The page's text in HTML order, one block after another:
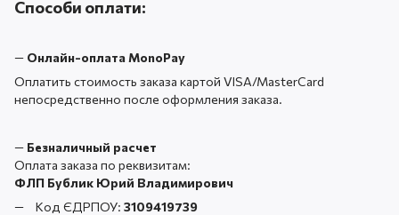
Способи оплати:
— Онлайн-оплата MonoPay
Оплатить стоимость заказа картой VISA/MasterCard
непосредственно после оформления заказа.
— Безналичный расчет
Оплата заказа по реквизитам:
ФЛП Бублик Юрий Владимирович
Код ЄДРПОУ: 3109419739